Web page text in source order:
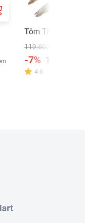
Tôm Thẻ Size
119.600 ₫
-7% 111.600
4.9